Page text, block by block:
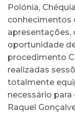
Polónia,
conhecimentos
apresentações,
oportunidade
procedimento
realizadas
totalmente
necessário para
Raquel